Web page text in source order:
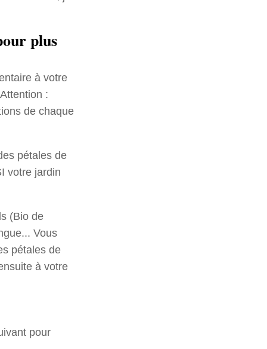
plus
à votre
:
de chaque
pétales de
votre jardin
(Bio de
Vous
pétales de
à votre
pour